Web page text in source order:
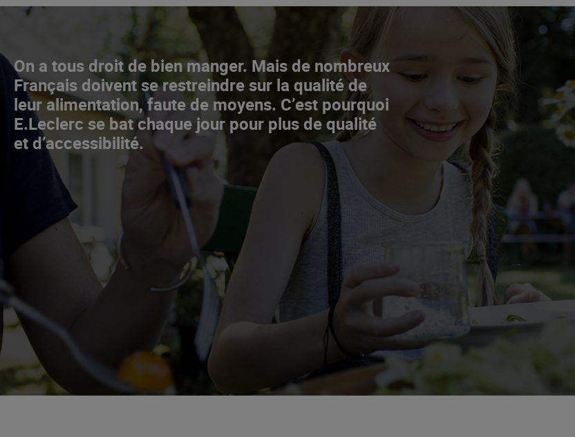
L’ascenceur social
fonctionne chez E.Leclerc !
NOTRE MODÈLE
La Grande Rencontre 2024,
On a tous droit de bien manger. Mais de nombreux
Français doivent se restreindre sur la qualité de
leur alimentation, faute de moyens. C’est pourquoi
E.Leclerc se bat chaque jour pour plus de qualité
et d’accessibilité.